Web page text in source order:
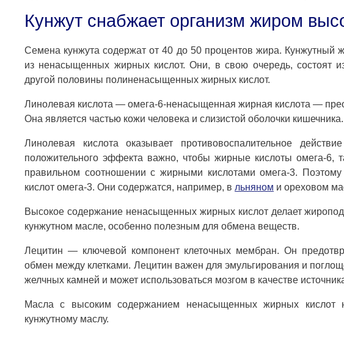
Кунжут снабжает организм жиром
Семена кунжута содержат от 40 до 50 процентов жира. Кунжутный
из ненасыщенных жирных кислот. Они, в свою очередь, состоят
другой половины полиненасыщенных жирных кислот.
Линолевая кислота — омега-6-ненасыщенная жирная кислота —
Она является частью кожи человека и слизистой оболочки кишечника.
Линолевая кислота оказывает противовоспалительное
положительного эффекта важно, чтобы жирные кислоты омега-6,
правильном соотношении с жирными кислотами омега-3.
кислот омега-3. Они содержатся, например, в льняном и ореховом
Высокое содержание ненасыщенных жирных кислот делает
кунжутном масле, особенно полезным для обмена веществ.
Лецитин — ключевой компонент клеточных мембран. Он
обмен между клетками. Лецитин важен для эмульгирования и
желчных камней и может использоваться мозгом в качестве
Масла с высоким содержанием ненасыщенных жирных кислот
кунжутному маслу.